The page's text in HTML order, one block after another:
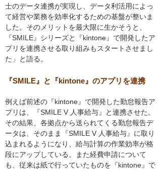
士のデータ連携が実現し、データ利活用によっ
て経営や業務を効率化するための基盤が整いま
した。そのメリットを最大限に生かそうと、
『SMILE』シリーズと『kintone』で開発したア
プリを連携させる取り組みもスタートさせまし
た」と語る。
『SMILE』と『kintone』のアプリを連携
例えば前述の『kintone』で開発した勤怠報告ア
プリは、『SMILE V 人事給与』と連携させた。
その結果、各拠点から送られてくる勤怠報告デ
ータは、そのまま『SMILE V 人事給与』に取り
込まれるようになり、給与計算の作業効率が格
段にアップしている。また経費申請について
も、従来は紙で行っていたものを『kintone』で